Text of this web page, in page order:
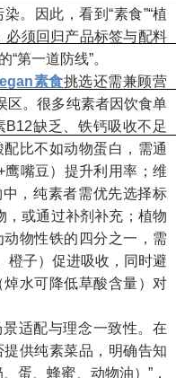
。因此，看到“素食”“植
必须回归产品标签与配料
第一道防线”。
素食挑选还需兼顾营
区。很多纯素者因饮食单
缺乏、铁钙吸收不足
比不如动物蛋白，需通
嘴豆）提升利用率；维
，纯素者需优先选择标
，或通过补剂补充；植物
物性铁的四分之一，需
橙子）促进吸收，同时避
水可降低草酸含量）对
适配与理念一致性。在
供纯素菜品，明确告知
蛋、蜂蜜、动物油）”，